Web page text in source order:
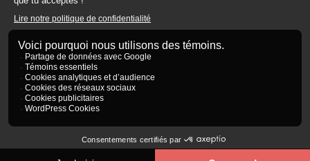
Politique de confidentialité
Conception web par